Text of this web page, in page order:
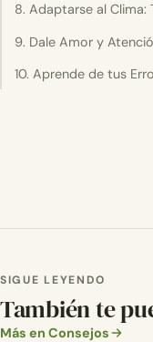
8. Adaptarse al
9. Dale Amor y
10. Aprende de tus
SIGUE LEYENDO
También te
Más en Consejos